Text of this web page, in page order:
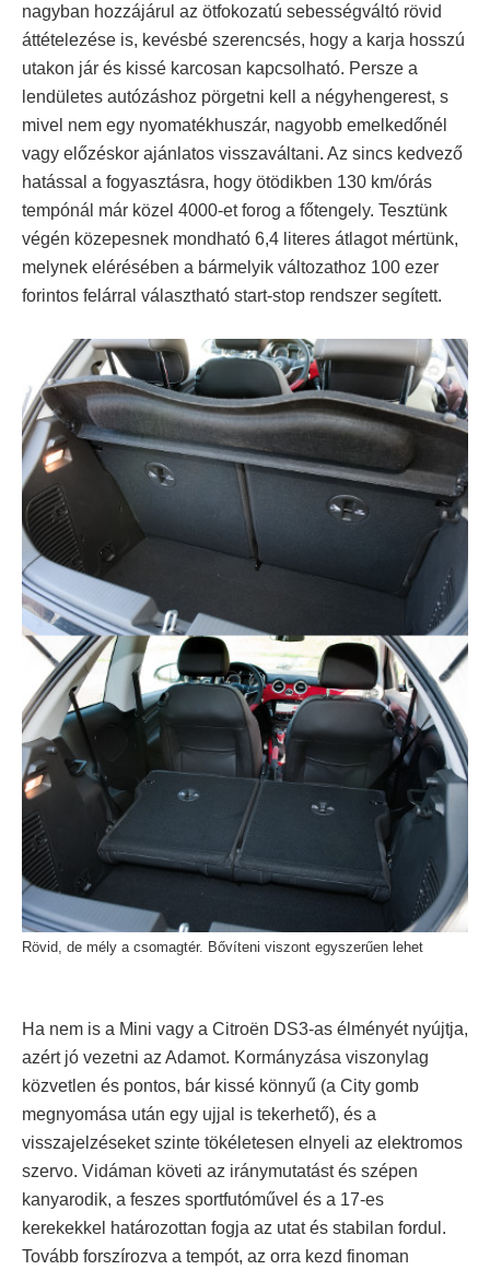
nagyban hozzájárul az ötfokozatú sebességváltó rövid
áttételezése is, kevésbé szerencsés, hogy a karja hosszú
utakon jár és kissé karcosan kapcsolható. Persze a
lendületes autózáshoz pörgetni kell a négyhengerest, s
mivel nem egy nyomatékhuszár, nagyobb emelkedőnél
vagy előzéskor ajánlatos visszaváltani. Az sincs kedvező
hatással a fogyasztásra, hogy ötödikben 130 km/órás
tempónál már közel 4000-et forog a főtengely. Tesztünk
végén közepesnek mondható 6,4 literes átlagot mértünk,
melynek elérésében a bármelyik változathoz 100 ezer
forintos felárral választható start-stop rendszer segített.
Rövid, de mély a csomagtér. Bővíteni viszont egyszerűen lehet
Ha nem is a Mini vagy a Citroën DS3-as élményét nyújtja,
azért jó vezetni az Adamot. Kormányzása viszonylag
közvetlen és pontos, bár kissé könnyű (a City gomb
megnyomása után egy ujjal is tekerhető), és a
visszajelzéseket szinte tökéletesen elnyeli az elektromos
szervo. Vidáman követi az iránymutatást és szépen
kanyarodik, a feszes sportfutóművel és a 17-es
kerekekkel határozottan fogja az utat és stabilan fordul.
Tovább forszírozva a tempót, az orra kezd finoman